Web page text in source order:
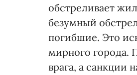
обстреливает
безумный
погибшие. Это
мирного города.
врага, а санкции